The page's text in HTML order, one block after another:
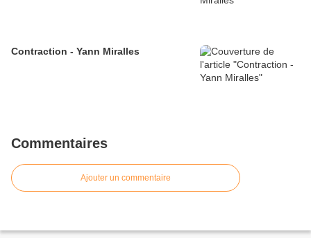
Contraction - Yann Miralles
Commentaires
Ajouter un commentaire